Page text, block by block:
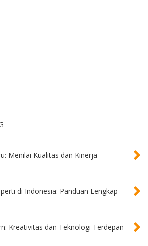
Menilai Kualitas dan Kinerja
di Indonesia: Panduan Lengkap
Kreativitas dan Teknologi Terdepan